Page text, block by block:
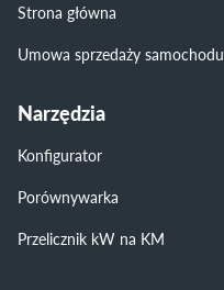
Strona główna
Umowa sprzedaży samochodu
Narzędzia
Konfigurator
Porównywarka
Przelicznik kW na KM